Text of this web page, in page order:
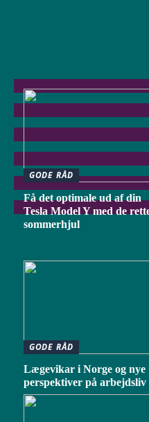
GODE RÅD
Få det optimale ud af din
Tesla Model Y med de
sommerhjul
GODE RÅD
Lægevikar i Norge og nye
perspektiver på arbejdsliv